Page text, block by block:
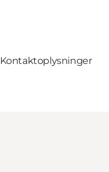
Kontaktoplysninger